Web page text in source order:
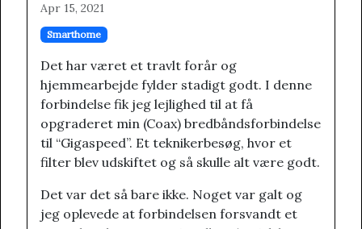
Apr 15, 2021
Smarthome
Det har været et travlt forår og
hjemmearbejde fylder stadigt godt. I denne
forbindelse fik jeg lejlighed til at få
opgraderet min (Coax) bredbåndsforbindelse
til “Gigaspeed”. Et teknikerbesøg, hvor et
filter blev udskiftet og så skulle alt være godt.
Det var det så bare ikke. Noget var galt og
jeg oplevede at forbindelsen forsvandt et